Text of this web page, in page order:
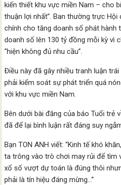
kiến thiết khu vực miền Nam – cho
thuận lợi nhất”. Ban thường trực Hội
chính cho tăng doanh số phát hành
doanh số lên 130 tỷ đồng mỗi kỳ vì
“hiện không đủ nhu cầu”.
Điều này đã gây nhiều tranh luận
phải kiểm soát sự phát triển quá
với khu vực miền Nam.
Bên dưới bài đăng của báo Tuổi trẻ
đã để lại bình luận rất đáng suy
Bạn TON ANH viết: “Kinh tế khó
ta trông vào trò chơi may rủi để tìm
xổ số vượt dự toán là đúng thôi
phải là tín hiệu đáng mừng…”